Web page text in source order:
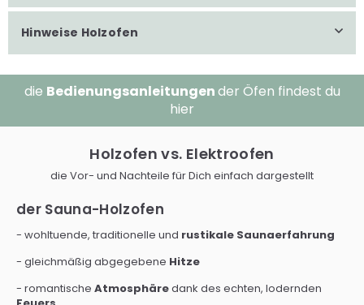
Hinweise Holzofen
die Bedienungsanleitungender Öfen findest du
hier
Holzofen vs. Elektroofen
die Vor- und Nachteile für Dich einfach dargestellt
der Sauna-Holzofen
- wohltuende, traditionelle und rustikale Saunaerfahrung
- gleichmäßig abgegebene Hitze
- romantische Atmosphäredank des echten, lodernden